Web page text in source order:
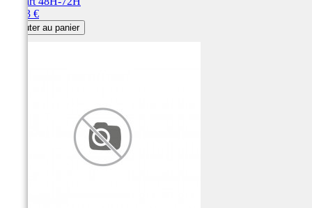
72,53 €
Ajouter au panier